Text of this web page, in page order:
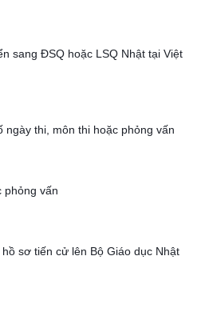
sang ĐSQ hoặc LSQ Nhật tại Việt
ngày thi, môn thi hoặc phỏng vấn
phỏng vấn
sơ tiến cử lên Bộ Giáo dục Nhật